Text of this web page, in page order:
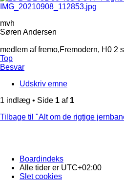
mvh
Søren Andersen
medlem af fremo,Fremodern, H0 2
Top
Besvar
Udskriv emne
1 indlæg • Side 1 af 1
Tilbage til "Alt om de rigtige
Boardindeks
Alle tider er UTC+02:00
Slet cookies